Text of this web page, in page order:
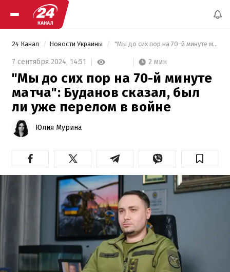
24 Канал Новости Украины "Мы до сих пор на 70-й минуте матча": Буданов сказал, был ли уже перелом в войне
7 сентября 2024, 14:51 2 мин
"Мы до сих пор на 70-й минуте
матча": Буданов сказал, был
ли уже перелом в войне
Юлия Мурина